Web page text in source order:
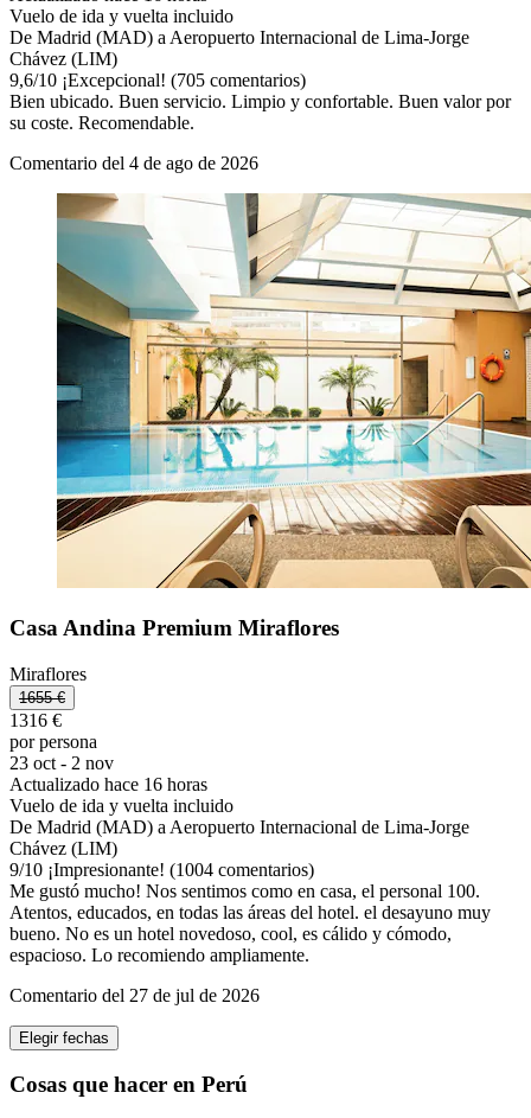
Vuelo de ida y vuelta incluido
De Madrid (MAD) a Aeropuerto Internacional de Lima-Jorge
Chávez (LIM)
9,6/10 ¡Excepcional! (705 comentarios)
Bien ubicado. Buen servicio. Limpio y confortable. Buen valor por
su coste. Recomendable.
Comentario del 4 de ago de 2026
Casa Andina Premium Miraflores
Miraflores
1655 €
1316 €
por persona
23 oct - 2 nov
Actualizado hace 16 horas
Vuelo de ida y vuelta incluido
De Madrid (MAD) a Aeropuerto Internacional de Lima-Jorge
Chávez (LIM)
9/10 ¡Impresionante! (1004 comentarios)
Me gustó mucho! Nos sentimos como en casa, el personal 100.
Atentos, educados, en todas las áreas del hotel. el desayuno muy
bueno. No es un hotel novedoso, cool, es cálido y cómodo,
espacioso. Lo recomiendo ampliamente.
Comentario del 27 de jul de 2026
Elegir fechas
Cosas que hacer en Perú